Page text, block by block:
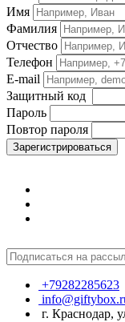
Имя
Фамилия
Отчество
Телефон
E-mail
Защитный код
Пароль
Повтор пароля
Зарегистрироваться
+79282285623
г. Краснодар,